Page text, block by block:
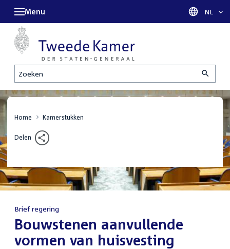
Zoeken
Menu Taal
NL
Home Kamerstukken
Delen
Brief regering
:Bouwstenen aanvullende
vormen van huisvesting